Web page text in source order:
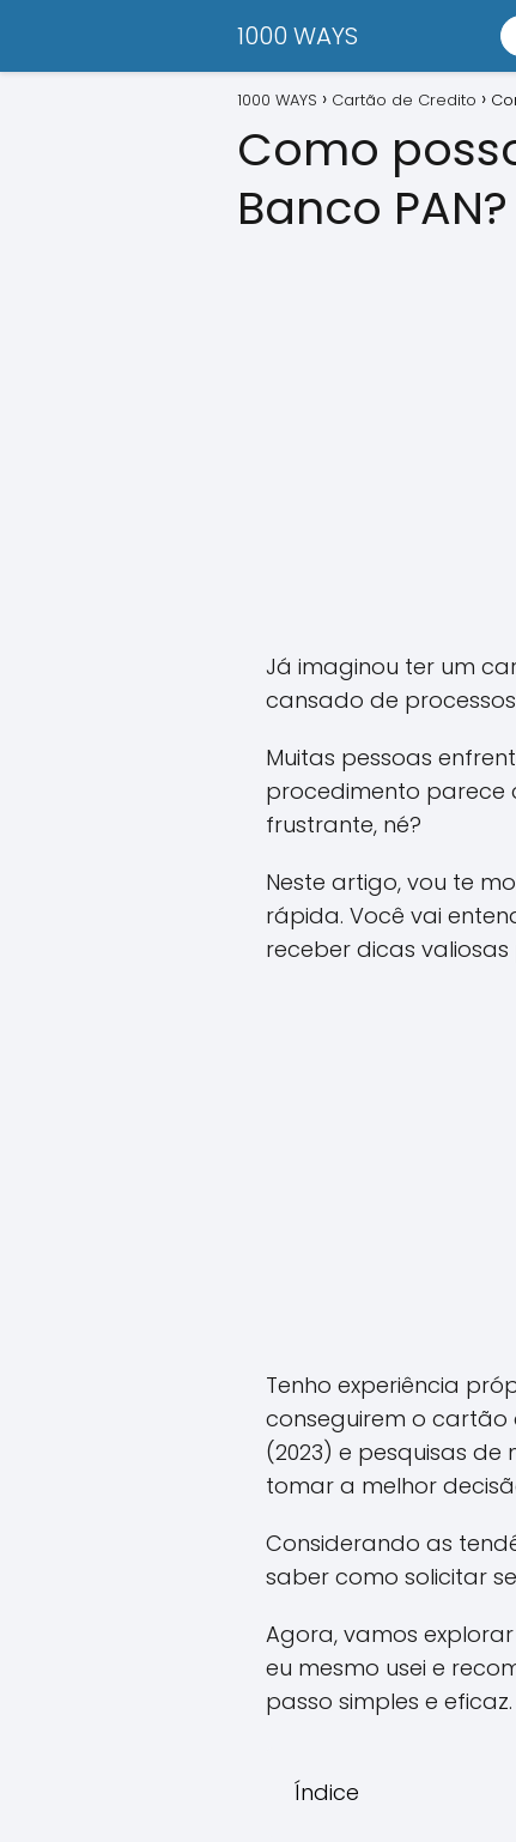
1000 WAYS
1000 WAYS Cartão de Credito
Como
Banco PAN?
Já imaginou ter um
cansado de
Muitas pessoas
procedimento parece
frustrante, né?
Neste artigo, vou te
rápida. Você vai
receber dicas
Tenho experiência
conseguirem o cartão
(2023) e pesquisas
tomar a melhor
Considerando as
saber como solicitar
Agora, vamos
eu mesmo usei e
passo simples e eficaz.
Índice